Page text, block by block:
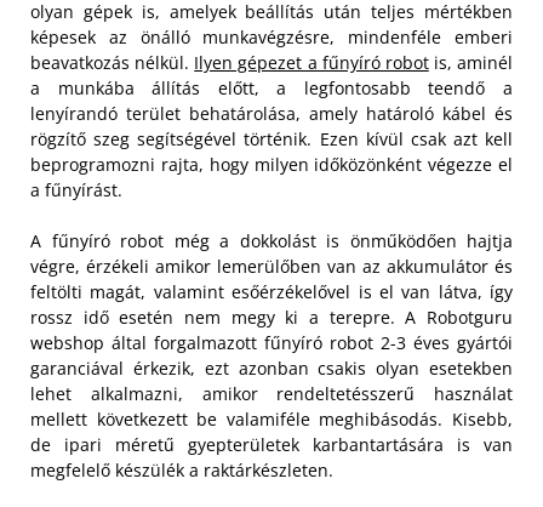
olyan gépek is, amelyek beállítás után teljes mértékben
képesek az önálló munkavégzésre, mindenféle emberi
beavatkozás nélkül. Ilyen gépezet a fűnyíró robotis, aminél
a munkába állítás előtt, a legfontosabb teendő a
lenyírandó terület behatárolása, amely határoló kábel és
rögzítő szeg segítségével történik. Ezen kívül csak azt kell
beprogramozni rajta, hogy milyen időközönként végezze el
a fűnyírást.
A fűnyíró robot még a dokkolást is önműködően hajtja
végre, érzékeli amikor lemerülőben van az akkumulátor és
feltölti magát, valamint esőérzékelővel is el van látva, így
rossz idő esetén nem megy ki a terepre. A Robotguru
webshop által forgalmazott fűnyíró robot 2-3 éves gyártói
garanciával érkezik, ezt azonban csakis olyan esetekben
lehet alkalmazni, amikor rendeltetésszerű használat
mellett következett be valamiféle meghibásodás. Kisebb,
de ipari méretű gyepterületek karbantartására is van
megfelelő készülék a raktárkészleten.